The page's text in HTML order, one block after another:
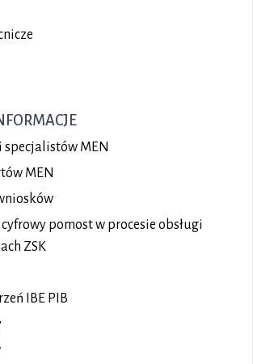
specjalistów MEN
MEN
pomost w procesie obsługi
ZSK
IBE PIB